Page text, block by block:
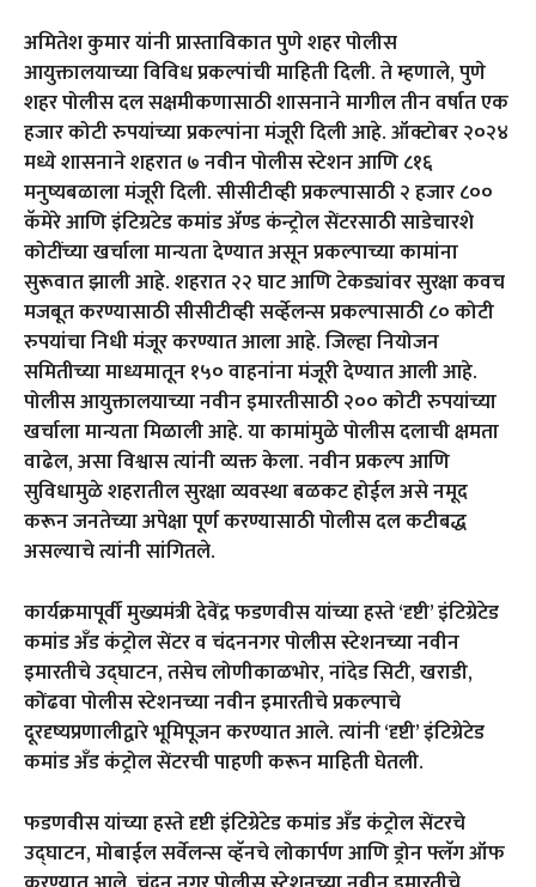
अमितेश कुमार यांनी प्रास्ताविकात पुणे शहर पोलीस
आयुक्तालयाच्या विविध प्रकल्पांची माहिती दिली. ते म्हणाले, पुणे
शहर पोलीस दल सक्षमीकणासाठी शासनाने मागील तीन वर्षात एक
हजार कोटी रुपयांच्या प्रकल्पांना मंजूरी दिली आहे. ऑक्टोबर २०२४
मध्ये शासनाने शहरात ७ नवीन पोलीस स्टेशन आणि ८१६
मनुष्यबळाला मंजूरी दिली. सीसीटीव्ही प्रकल्पासाठी २ हजार ८००
कॅमेरे आणि इंटिग्रटेड कमांड ॲण्ड कंन्ट्रोल सेंटरसाठी साडेचारशे
कोटींच्या खर्चाला मान्यता देण्यात असून प्रकल्पाच्या कामांना
सुरूवात झाली आहे. शहरात २२ घाट आणि टेकड्यांवर सुरक्षा कवच
मजबूत करण्यासाठी सीसीटीव्ही सर्व्हेलन्स प्रकल्पासाठी ८० कोटी
रुपयांचा निधी मंजूर करण्यात आला आहे. जिल्हा नियोजन
समितीच्या माध्यमातून १५० वाहनांना मंजूरी देण्यात आली आहे.
पोलीस आयुक्तालयाच्या नवीन इमारतीसाठी २०० कोटी रुपयांच्या
खर्चाला मान्यता मिळाली आहे. या कामांमुळे पोलीस दलाची क्षमता
वाढेल, असा विश्वास त्यांनी व्यक्त केला. नवीन प्रकल्प आणि
सुविधामुळे शहरातील सुरक्षा व्यवस्था बळकट होईल असे नमूद
करून जनतेच्या अपेक्षा पूर्ण करण्यासाठी पोलीस दल कटीबद्ध
असल्याचे त्यांनी सांगितले.
कार्यक्रमापूर्वी मुख्यमंत्री देवेंद्र फडणवीस यांच्या हस्ते ‘दृष्टी’ इंटिग्रेटेड
कमांड अँड कंट्रोल सेंटर व चंदननगर पोलीस स्टेशनच्या नवीन
इमारतीचे उद्घाटन, तसेच लोणीकाळभोर, नांदेड सिटी, खराडी,
कोंढवा पोलीस स्टेशनच्या नवीन इमारतीचे प्रकल्पाचे
दूरदृष्यप्रणालीद्वारे भूमिपूजन करण्यात आले. त्यांनी ‘दृष्टी’ इंटिग्रेटेड
कमांड अँड कंट्रोल सेंटरची पाहणी करून माहिती घेतली.
फडणवीस यांच्या हस्ते दृष्टी इंटिग्रेटेड कमांड अँड कंट्रोल सेंटरचे
उद्घाटन, मोबाईल सर्वेलन्स व्हॅनचे लोकार्पण आणि ड्रोन फ्लॅग ऑफ